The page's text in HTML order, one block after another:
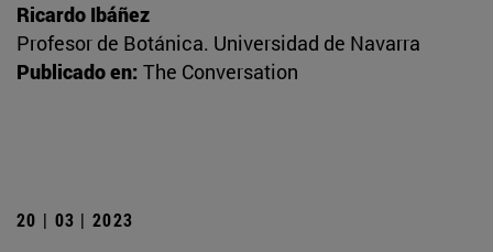
Ricardo Ibáñez
Profesor de Botánica. Universidad de Navarra
Publicado en: The Conversation
20 | 03 | 2023